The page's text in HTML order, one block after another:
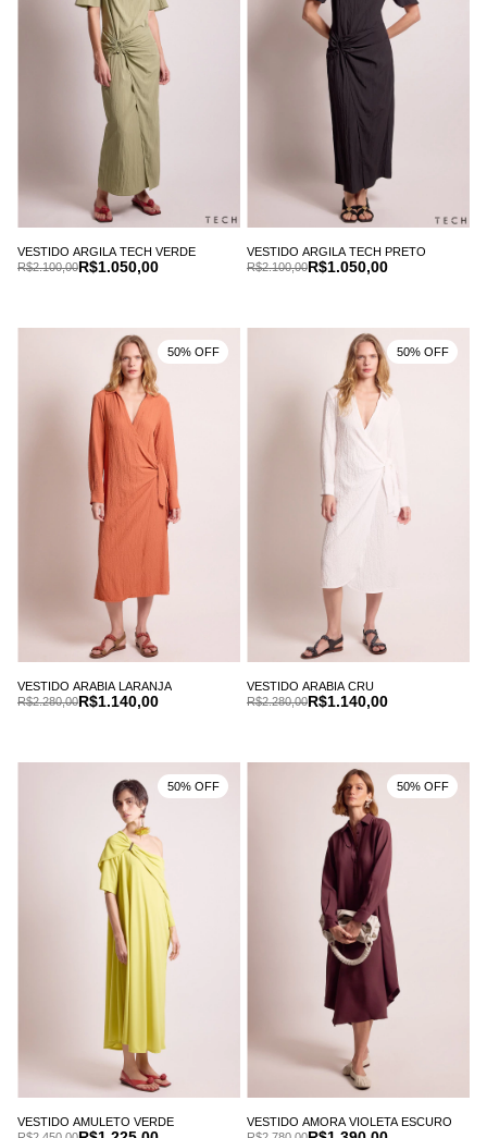
VESTIDO ARGILA TECH VERDE
R$1.050,00
R$2.100,00
VESTIDO ARGILA TECH PRETO
R$1.050,00
R$2.100,00
VESTIDO ARABIA LARANJA
R$1.140,00
R$2.280,00
50% OFF
VESTIDO ARABIA CRU
R$1.140,00
R$2.280,00
50% OFF
VESTIDO AMULETO VERDE
50% OFF
VESTIDO AMORA VIOLETA ESCURO
50% OFF